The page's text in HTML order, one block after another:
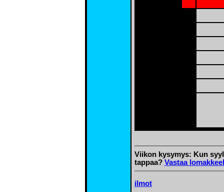
Viikon kysymys: Kun
tappaa? Vastaa
ilmot